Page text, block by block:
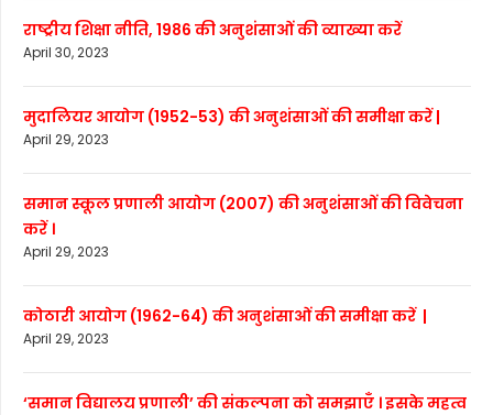
राष्ट्रीय शिक्षा नीति, 1986 की अनुशंसाओं की व्याख्या करें
April 30, 2023
मुदालियर आयोग (1952-53) की अनुशंसाओं की समीक्षा करें |
April 29, 2023
समान स्कूल प्रणाली आयोग (2007) की अनुशंसाओं की विवेचना
करें ।
April 29, 2023
कोठारी आयोग (1962-64) की अनुशंसाओं की समीक्षा करें |
April 29, 2023
‘समान विद्यालय प्रणाली’ की संकल्पना को समझाएँ । इसके महत्व